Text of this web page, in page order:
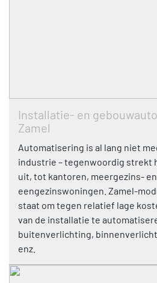
Installatie- en
Zamel
Automatisering is al lang niet
industrie – tegenwoordig strekt
uit, tot kantoren, meergezins- en
eengezinswoningen. Zamel-
staat om tegen relatief lage
van de installatie te
buitenverlichting,
enz.